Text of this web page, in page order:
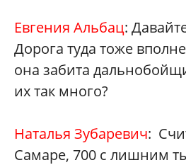
Евгения Альбац:
Дорога туда тоже
она забита
их так много?
Наталья Зубаревич:
Самаре, 700 с лишним